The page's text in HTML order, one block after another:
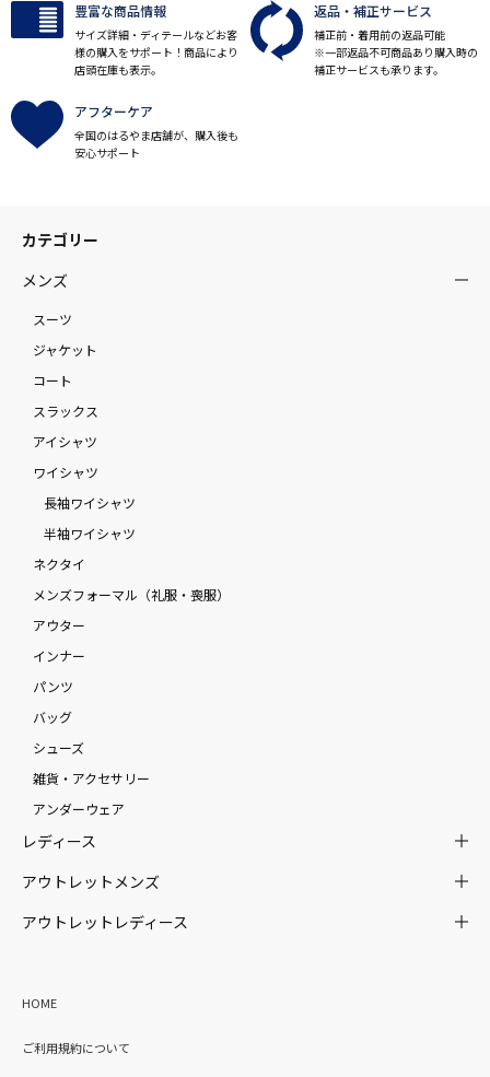
豊富な商品情報
サイズ詳細・ディテールなどお客
様の購入をサポート！商品により
店頭在庫も表示。
返品・補正サービス
補正前・着用前の返品可能
※一部返品不可商品あり購入時の
補正サービスも承ります。
アフターケア
全国のはるやま店舗が、購入後も
安心サポート
カテゴリー
メンズ
スーツ
ジャケット
コート
スラックス
アイシャツ
ワイシャツ
長袖ワイシャツ
半袖ワイシャツ
ネクタイ
メンズフォーマル（礼服・喪服）
アウター
インナー
パンツ
バッグ
シューズ
雑貨・アクセサリー
アンダーウェア
レディース
アウトレットメンズ
アウトレットレディース
HOME
ご利用規約について